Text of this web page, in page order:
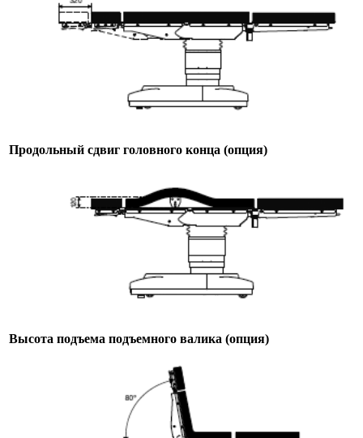
Продольный сдвиг головного конца (опция)
Высота подъема подъемного валика (опция)